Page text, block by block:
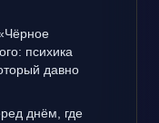
психика
давно
днём, где